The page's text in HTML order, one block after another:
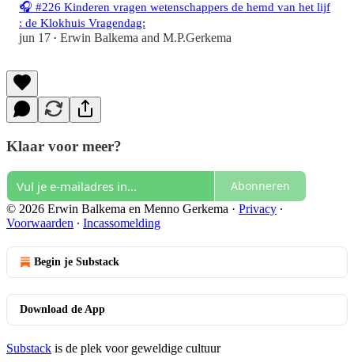
🎧 #226 Kinderen vragen wetenschappers de hemd van het lijf
: de Klokhuis Vragendag:
jun 17 • Erwin Balkema and M.P.Gerkema
Klaar voor meer?
Abonneren
© 2026 Erwin Balkema en Menno Gerkema · Privacy ∙
Voorwaarden ∙ Incassomelding
Begin je Substack
Download de App
Substack is de plek voor geweldige cultuur